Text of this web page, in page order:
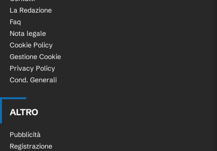
La Redazione
Faq
Nota legale
Cookie Policy
Gestione Cookie
Privacy Policy
Cond. Generali
ALTRO
Pubblicità
Registrazione